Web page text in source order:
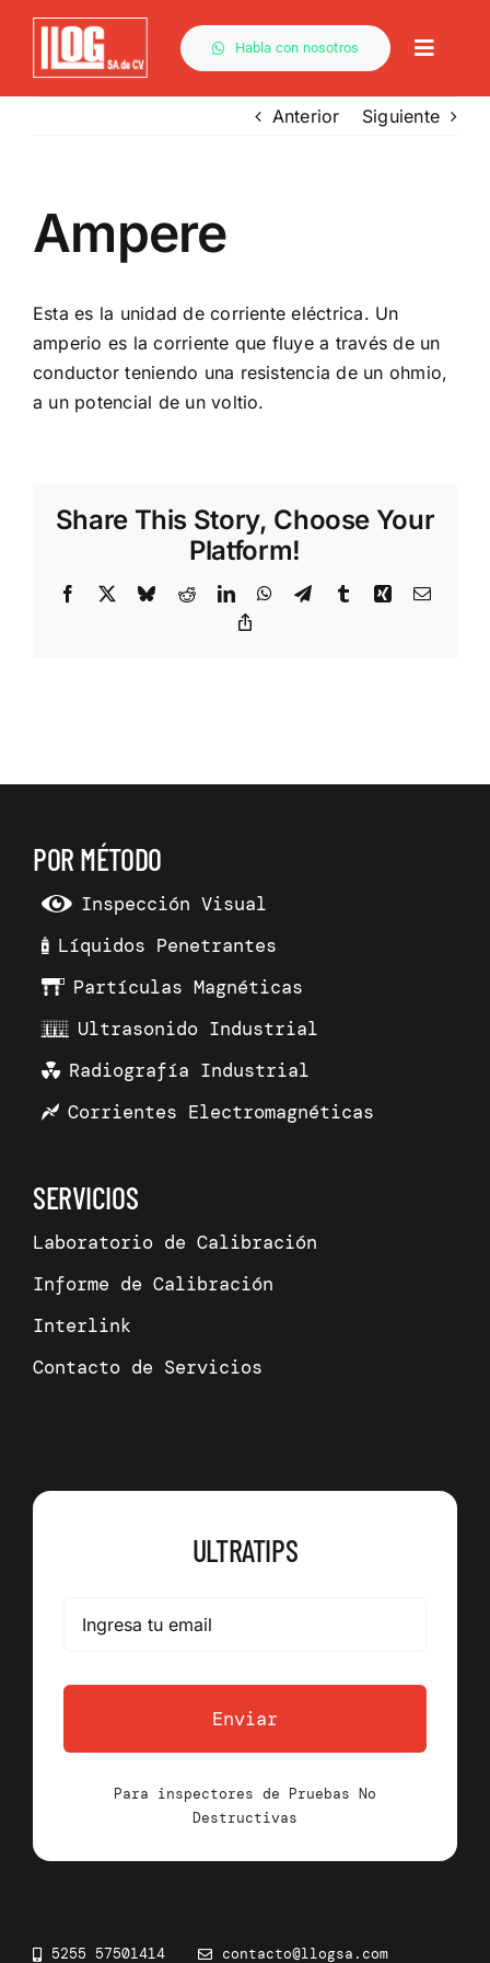
Saltar
contenido
Habla con nosotros
Toggle
Anterior Siguiente
Ampere
Esta es la unidad de corriente eléctrica. Un
amperio es la corriente que fluye a través de un
conductor teniendo una resistencia de un ohmio,
a un potencial de un voltio.
Share This Story, Choose Your
Platform!
Facebook BlueskyRedditLinkedInWhatsApp
TelegramTumblrXing Correo
POR MÉTODO
Inspección Visual
Líquidos Penetrantes
Partículas Magnéticas
Ultrasonido Industrial
Radiografía Industrial
Corrientes Electromagnéticas
SERVICIOS
Laboratorio de Calibración
Informe de Calibración
Interlink
Contacto de Servicios
ULTRATIPS
Enviar
Para inspectores de Pruebas No
Destructivas
5255 57501414 contacto@llogsa.com